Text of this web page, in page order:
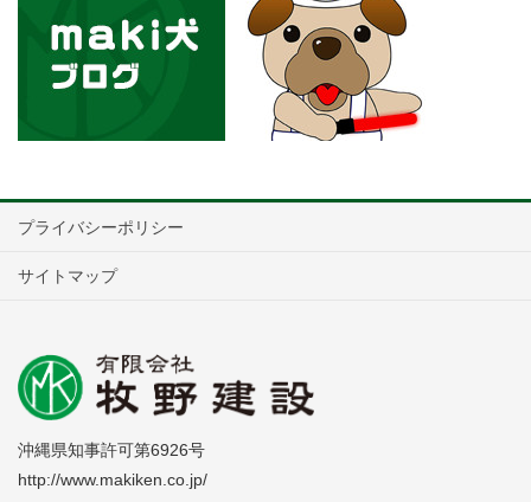
プライバシーポリシー
サイトマップ
沖縄県知事許可第6926号
http://www.makiken.co.jp/